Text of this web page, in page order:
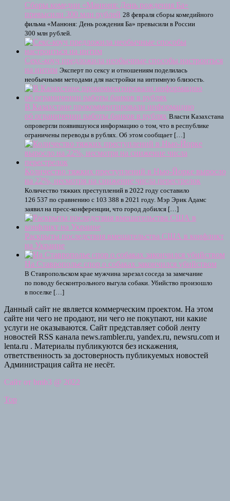
Сборы комедии «Манюня: День рождения Ба»
превысили 300 млн рублей 28 февраля сборы комедийного
фильма «Манюня: День рождения Ба» превысили в России
300 млн рублей.
Секс-коуч предложила необычные способы настроиться
на интим Эксперт по сексу и отношениям поделилась
необычными методами для настройки на интимную близость.
В Казахстане прокомментировали информацию
об ограничении работы банков в рублях Власти Казахстана
опровергли появившуюся информацию о том, что в республике
ограничены переводы в рублях. Об этом сообщает […]
Количество тяжких преступлений в Нью-Йорке выросло
на 22%, несмотря на снижение числа перестрелок
Количество тяжких преступлений в 2022 году составило
126 537 по сравнению с 103 388 в 2021 году. Мэр Эрик Адамс
заявил на пресс-конференции, что город добился […]
Раскрыты последствия вмешательства США в конфликт
на Украине
На Ставрополье спор о собаках закончился убийством
В Ставропольском крае мужчина зарезал соседа за замечание
по поводу бесконтрольного выгула собаки. Убийство произошло
в поселке […]
Данный сайт не является коммерческим проектом. На этом
сайте ни чего не продают, ни чего не покупают, ни какие
услуги не оказываются. Сайт представляет собой ленту
новостей RSS канала news.rambler.ru, yandex.ru, newsru.com и
lenta.ru . Материалы публикуются без искажения,
ответственность за достоверность публикуемых новостей
Администрация сайта не несёт.
Сайт от bmb3 @ 2022
Top